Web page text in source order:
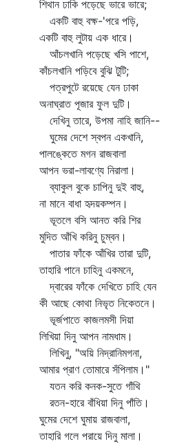
শিথান ঢাকি পড়েছে ভারে ভারে;
একটি বাহু বক্ষ-'পরে পড়ি,
একটি বাহু লুটায় এক ধারে।
আঁচলখানি পড়েছে খসি পাশে,
কাঁচলখানি পড়িবে বুঝি টুটি;
পত্রপুটে রয়েছে যেন ঢাকা
অনাঘ্রাত পূজার ফুল দুটি।
দেখিনু তারে, উপমা নাহি জানি--
ঘুমের দেশে স্বপন একখানি,
পালঙ্কেতে মগন রাজবালা
আপন ভরা-লাবণ্যে নিরালা।
ব্যাকুল বুকে চাপিনু দুই বাহু,
না মানে বাধা হৃদয়কম্পন।
ভূতলে বসি আনত করি শির
মুদিত আঁখি করিনু চুম্বন।
পাতার ফাঁকে আঁখির তারা দুটি,
তাহারি পানে চাহিনু একমনে,
দ্বারের ফাঁকে দেখিতে চাহি যেন
কী আছে কোথা নিভৃত নিকেতনে।
ভূর্জপাতে কাজলমসী দিয়া
লিখিয়া দিনু আপন নামধাম।
লিখিনু, "অয়ি নিদ্রানিমগনা,
আমার প্রাণ তোমারে সঁপিলাম।"
যতন করি কনক-সুতে গাঁথি
রতন-হারে বাঁধিয়া দিনু পাঁতি।
ঘুমের দেশে ঘুমায় রাজবালা,
তাহারি গলে পরায়ে দিনু মালা।